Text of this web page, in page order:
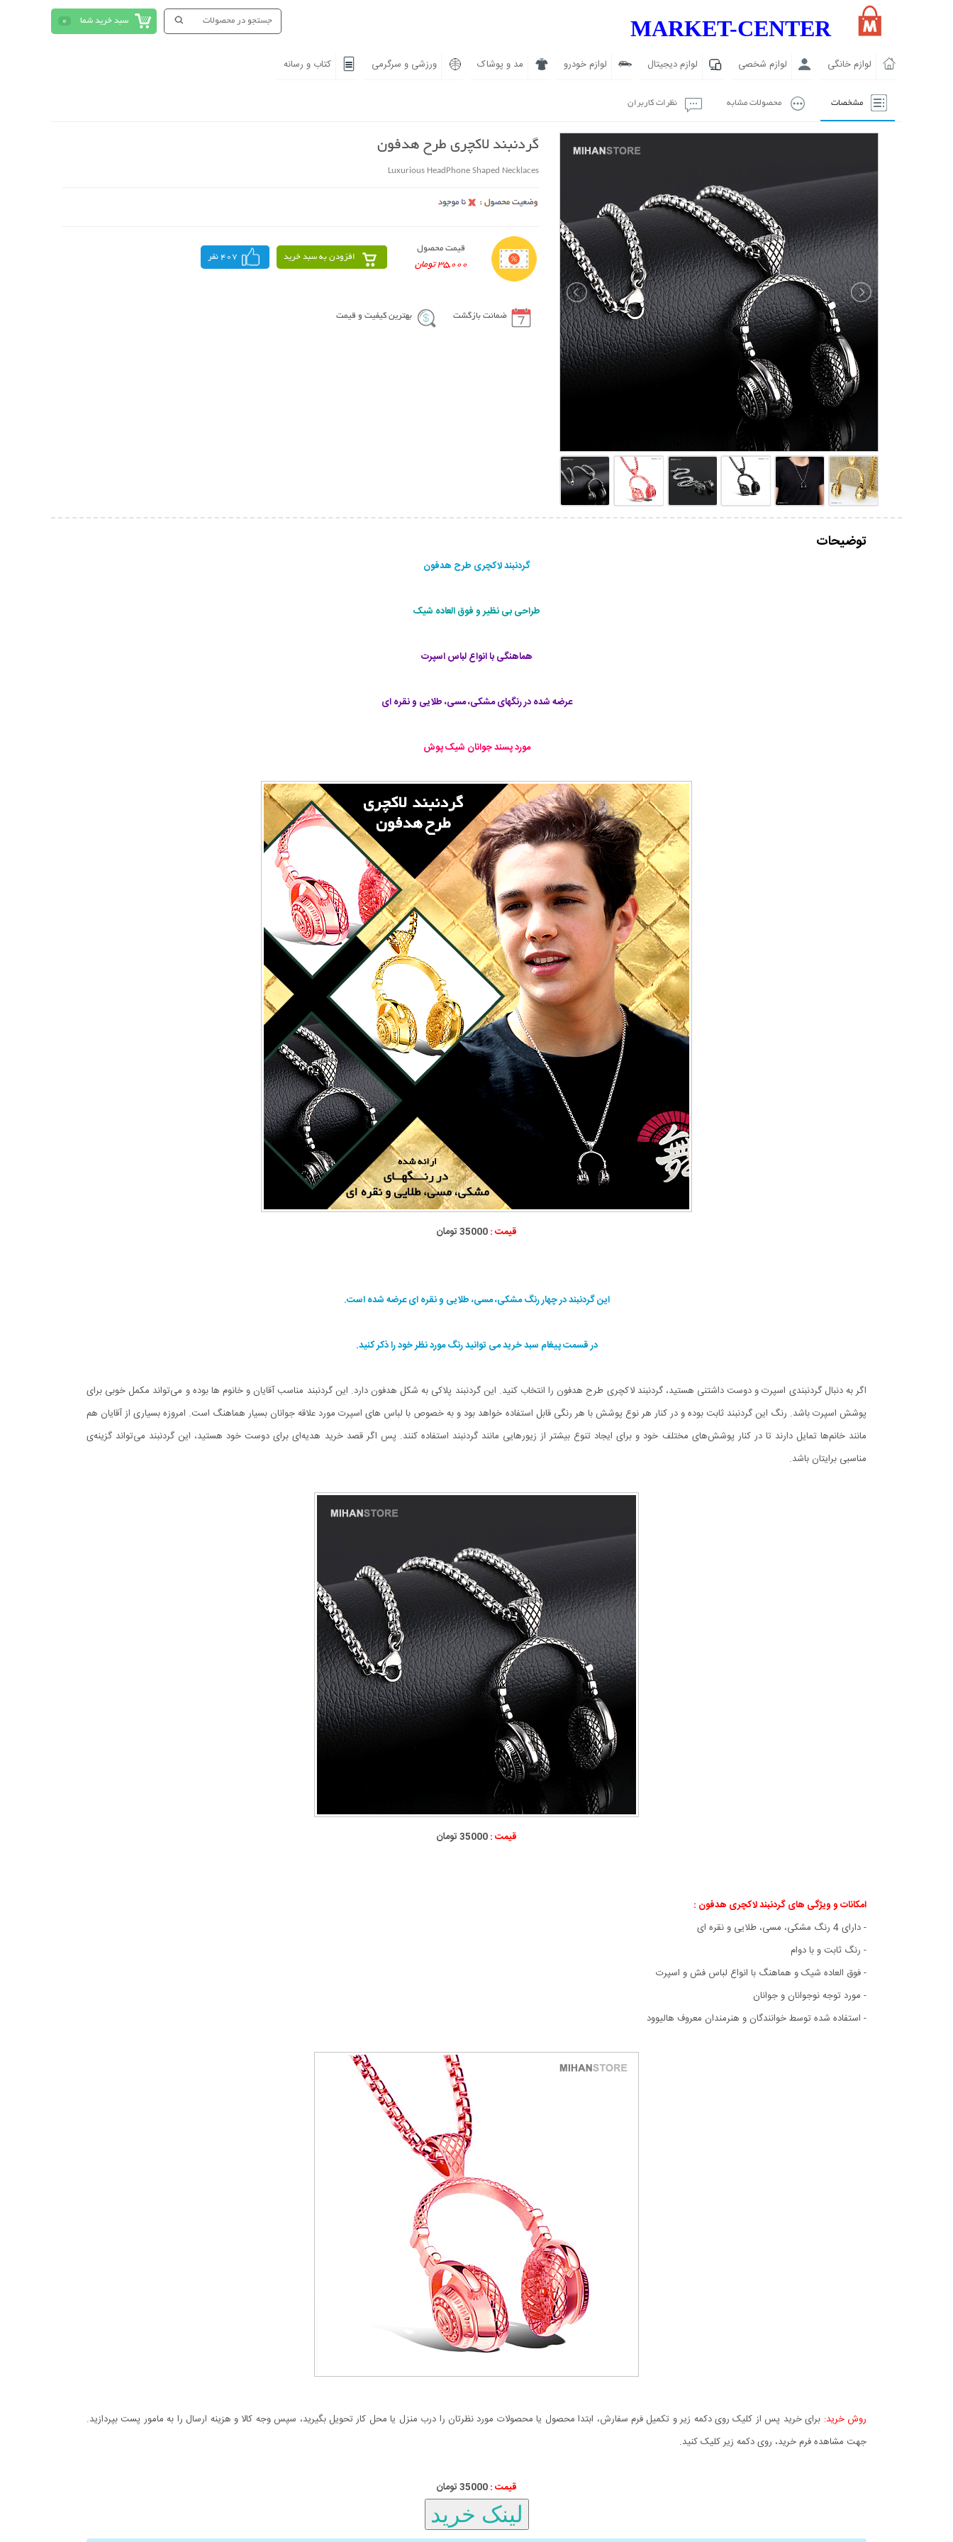
سبد خرید شما 0 MARKET-CENTER
لوازم خانگی لوازم شخصی لوازم دیجیتال لوازم خودرو مد و پوشاک ورزشی و سرگرمی کتاب و رسانه
مشخصات محصولات مشابه نظرات کاربران
گردنبند لاکچری طرح هدفون
Luxurious HeadPhone Shaped Necklaces
قیمت محصول
35,000 تومان
افزودن به سبد خرید 407 نفر
ضمانت بازگشت بهترین کیفیت و قیمت
توضیحات
گردنبند لاکچری طرح هدفون
طراحی بی نظیر و فوق العاده شیک
هماهنگی با انواع لباس اسپرت
عرضه شده در رنگهای مشکی، مسی، طلایی و نقره ای
مورد پسند جوانان شیک پوش
قیمت :35000 تومان
این گردنبند در چهار رنگ مشکی، مسی، طلایی و نقره ای عرضه شده است.
در قسمت پیغام سبد خرید می توانید رنگ مورد نظر خود را ذکر کنید.
اگر به دنبال گردنبندی اسپرت و دوست داشتنی هستید، گردنبند لاکچری طرح هدفون را انتخاب کنید. این گردنبند پلاکی به شکل هدفون دارد. این گردنبند مناسب آقایان و خانوم ها بوده و می‌تواند مکمل خوبی برای
پوشش اسپرت باشد. رنگ این گردنبند ثابت بوده و در کنار هر نوع پوشش با هر رنگی قابل استفاده خواهد بود و به خصوص با لباس های اسپرت مورد علاقه جوانان بسیار هماهنگ است. امروزه بسیاری از آقایان هم
مانند خانم‌ها تمایل دارند تا در کنار پوشش‌های مختلف خود و برای ایجاد تنوع بیشتر از زیورهایی مانند گردنبند استفاده کنند. پس اگر قصد خرید هدیه‌ای برای دوست خود هستید، این گردنبند می‌تواند گزینه‌ی
مناسبی برایتان باشد.
قیمت :35000 تومان
امکانات و ویژگی های گردنبند لاکچری هدفون :
- دارای 4 رنگ مشکی، مسی، طلایی و نقره ای
- رنگ ثابت و با دوام
- فوق العاده شیک و هماهنگ با انواع لباس فش و اسپرت
- مورد توجه نوجوانان و جوانان
- استفاده شده توسط خوانندگان و هنرمندان معروف هالیوود
روش خرید: برای خرید پس از کلیک روی دکمه زیر و تکمیل فرم سفارش، ابتدا محصول یا محصولات مورد نظرتان را درب منزل یا محل کار تحویل بگیرید، سپس وجه کالا و هزینه ارسال را به مامور پست بپردازید.
جهت مشاهده فرم خرید، روی دکمه زیر کلیک کنید.
قیمت :35000 تومان